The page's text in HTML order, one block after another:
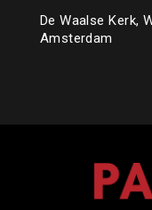
De Waalse Kerk,
Amsterdam